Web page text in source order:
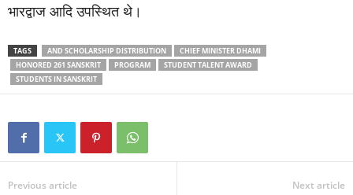
भारद्वाज आदि उपस्थित थे।
TAGS AND SCHOLARSHIP DISTRIBUTION
CHIEF MINISTER DHAMI
HONORED 261 SANSKRIT
PROGRAM
STUDENT TALENT AWARD
STUDENTS IN SANSKRIT
Previous article Next article